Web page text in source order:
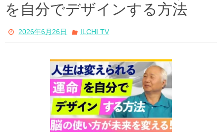
を自分でデザインする方法
2026年6月26日 ILCHI TV